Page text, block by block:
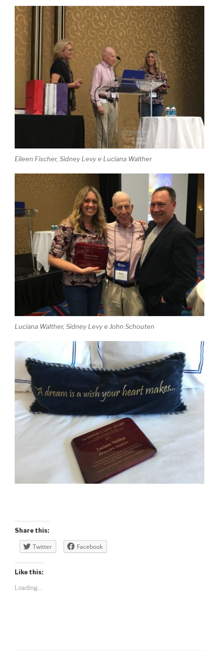
Eileen Fischer, Sidney Levy e Luciana Walther
Luciana Walther, Sidney Levy e John Schouten
Share this:
Twitter Facebook
Like this:
Loading...